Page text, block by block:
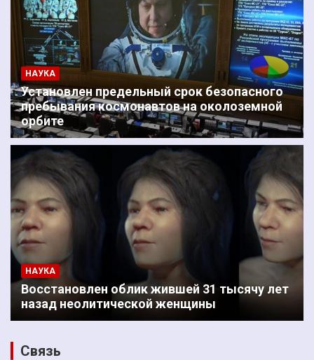
НАУКА
Установлен предельный срок безопасного
пребывания космонавтов на околоземной
орбите
НАУКА
Восстановлен облик жившей 31 тысячу лет
назад неолитической женщины
Связь